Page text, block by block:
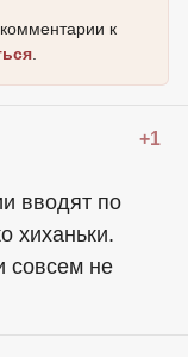
к
+1
вводят по
хиханьки.
совсем не